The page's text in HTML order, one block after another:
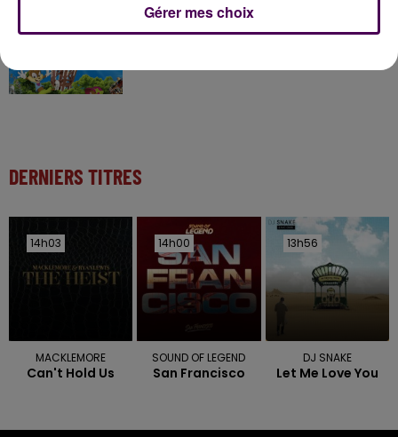
7 août 2026
Gagnez vos entrées pour Papéa Parc !
DERNIERS TITRES
14h03
14h03
MACKLEMORE
Can't Hold Us
14h00
14h00
SOUND OF LEGEND
San Francisco
13h56
13h56
DJ SNAKE
Let Me Love You
Gérer mes choix